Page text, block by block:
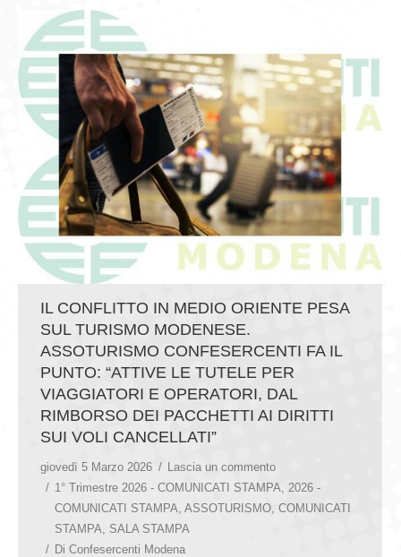
IL CONFLITTO IN MEDIO ORIENTE PESA
SUL TURISMO MODENESE.
ASSOTURISMO CONFESERCENTI FA IL
PUNTO: “ATTIVE LE TUTELE PER
VIAGGIATORI E OPERATORI, DAL
RIMBORSO DEI PACCHETTI AI DIRITTI
SUI VOLI CANCELLATI”
giovedì 5 Marzo 2026
Lascia un commento
1° Trimestre 2026 - COMUNICATI STAMPA
2026 -
COMUNICATI STAMPA ASSOTURISMO COMUNICATI
STAMPA
SALA STAMPA
Di Confesercenti Modena